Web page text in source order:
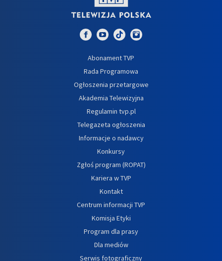
Abonament TVP
Rada Programowa
Ogłoszenia przetargowe
Akademia Telewizyjna
Regulamin tvp.pl
Telegazeta ogłoszenia
Informacje o nadawcy
Konkursy
Zgłoś program (ROPAT)
Kariera w TVP
Kontakt
Centrum informacji TVP
Komisja Etyki
Program dla prasy
Dla mediów
Serwis fotograficzny